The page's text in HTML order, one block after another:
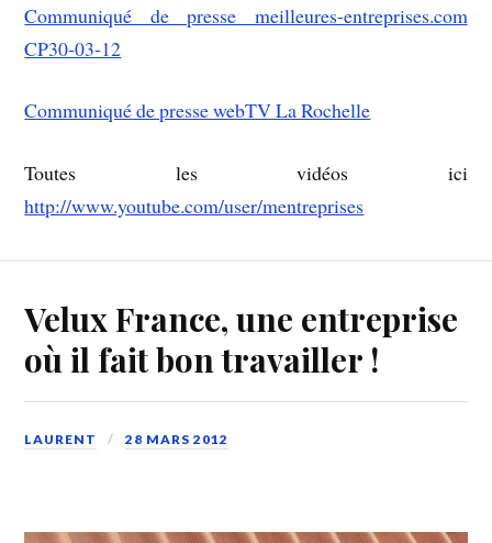
Communiqué de presse meilleures-entreprises.com
CP30-03-12
Communiqué de presse webTV La Rochelle
Toutes les vidéos ici
http://www.youtube.com/user/mentreprises
Velux France, une entreprise
où il fait bon travailler !
LAURENT 28 MARS 2012